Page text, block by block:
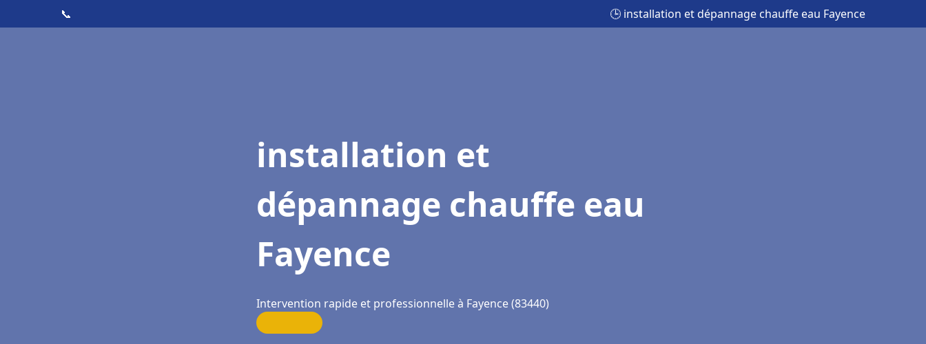
📞 🕒 installation et dépannage chauffe eau Fayence
installation et
dépannage chauffe eau
Fayence
Intervention rapide et professionnelle à Fayence (83440)